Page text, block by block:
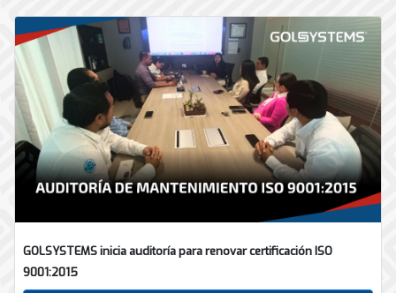
GOLSYSTEMS inicia auditoría para renovar certificación ISO
9001:2015